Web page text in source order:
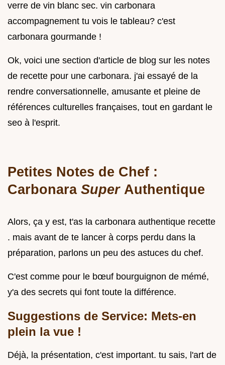
verre de vin blanc sec. vin carbonara
accompagnement tu vois le tableau? c'est
carbonara gourmande !
Ok, voici une section d'article de blog sur les notes
de recette pour une carbonara. j'ai essayé de la
rendre conversationnelle, amusante et pleine de
références culturelles françaises, tout en gardant le
seo à l'esprit.
Petites Notes de Chef :
Carbonara Super Authentique
Alors, ça y est, t'as la carbonara authentique recette
. mais avant de te lancer à corps perdu dans la
préparation, parlons un peu des astuces du chef.
C'est comme pour le bœuf bourguignon de mémé,
y'a des secrets qui font toute la différence.
Suggestions de Service: Mets-en
plein la vue !
Déjà, la présentation, c'est important. tu sais, l'art de